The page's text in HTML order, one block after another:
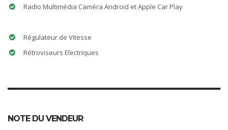
Radio Multimédia Caméra Android et Apple Car Play
Régulateur de Vitesse
Rétroviseurs Electriques
NOTE DU VENDEUR